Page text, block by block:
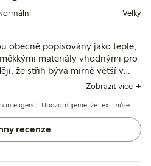
Velký
obecně popisovány jako teplé,
materiály vhodnými pro
že střih bývá mírně větší v
někteří zmiňují absenci manžet a
Zobrazit více
inteligencí. Upozorňujeme, že text může
recenze